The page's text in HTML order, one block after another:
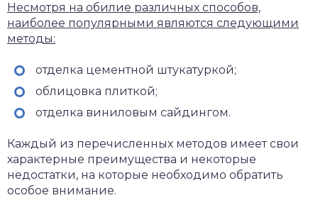
Несмотря на обилие различных способов,
наиболее популярными являются следующими
методы:
отделка цементной штукатуркой;
облицовка плиткой;
отделка виниловым сайдингом.
Каждый из перечисленных методов имеет свои
характерные преимущества и некоторые
недостатки, на которые необходимо обратить
особое внимание.